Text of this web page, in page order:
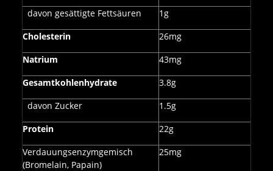
davon gesättigte Fettsäuren
1g
Cholesterin
26mg
Natrium
43mg
Gesamtkohlenhydrate
3.8g
davon Zucker
1.5g
Protein
22g
Verdauungsenzymgemisch
(Bromelain, Papain)
25mg